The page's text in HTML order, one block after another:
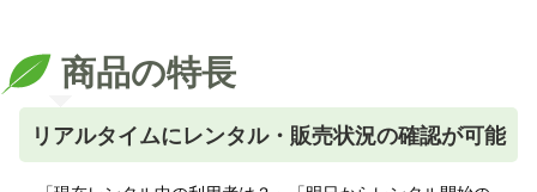
商品の特長
リアルタイムにレンタル・販売状況の確認が可能